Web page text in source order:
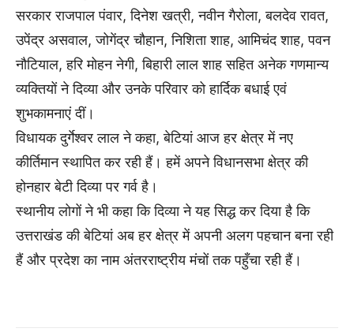
सरकार राजपाल पंवार, दिनेश खत्री, नवीन गैरोला, बलदेव रावत,
उपेंद्र असवाल, जोगेंद्र चौहान, निशिता शाह, आमिचंद शाह, पवन
नौटियाल, हरि मोहन नेगी, बिहारी लाल शाह सहित अनेक गणमान्य
व्यक्तियों ने दिव्या और उनके परिवार को हार्दिक बधाई एवं
शुभकामनाएं दीं।
विधायक दुर्गेश्वर लाल ने कहा, बेटियां आज हर क्षेत्र में नए
कीर्तिमान स्थापित कर रही हैं। हमें अपने विधानसभा क्षेत्र की
होनहार बेटी दिव्या पर गर्व है।
स्थानीय लोगों ने भी कहा कि दिव्या ने यह सिद्ध कर दिया है कि
उत्तराखंड की बेटियां अब हर क्षेत्र में अपनी अलग पहचान बना रही
हैं और प्रदेश का नाम अंतरराष्ट्रीय मंचों तक पहुँचा रही हैं।